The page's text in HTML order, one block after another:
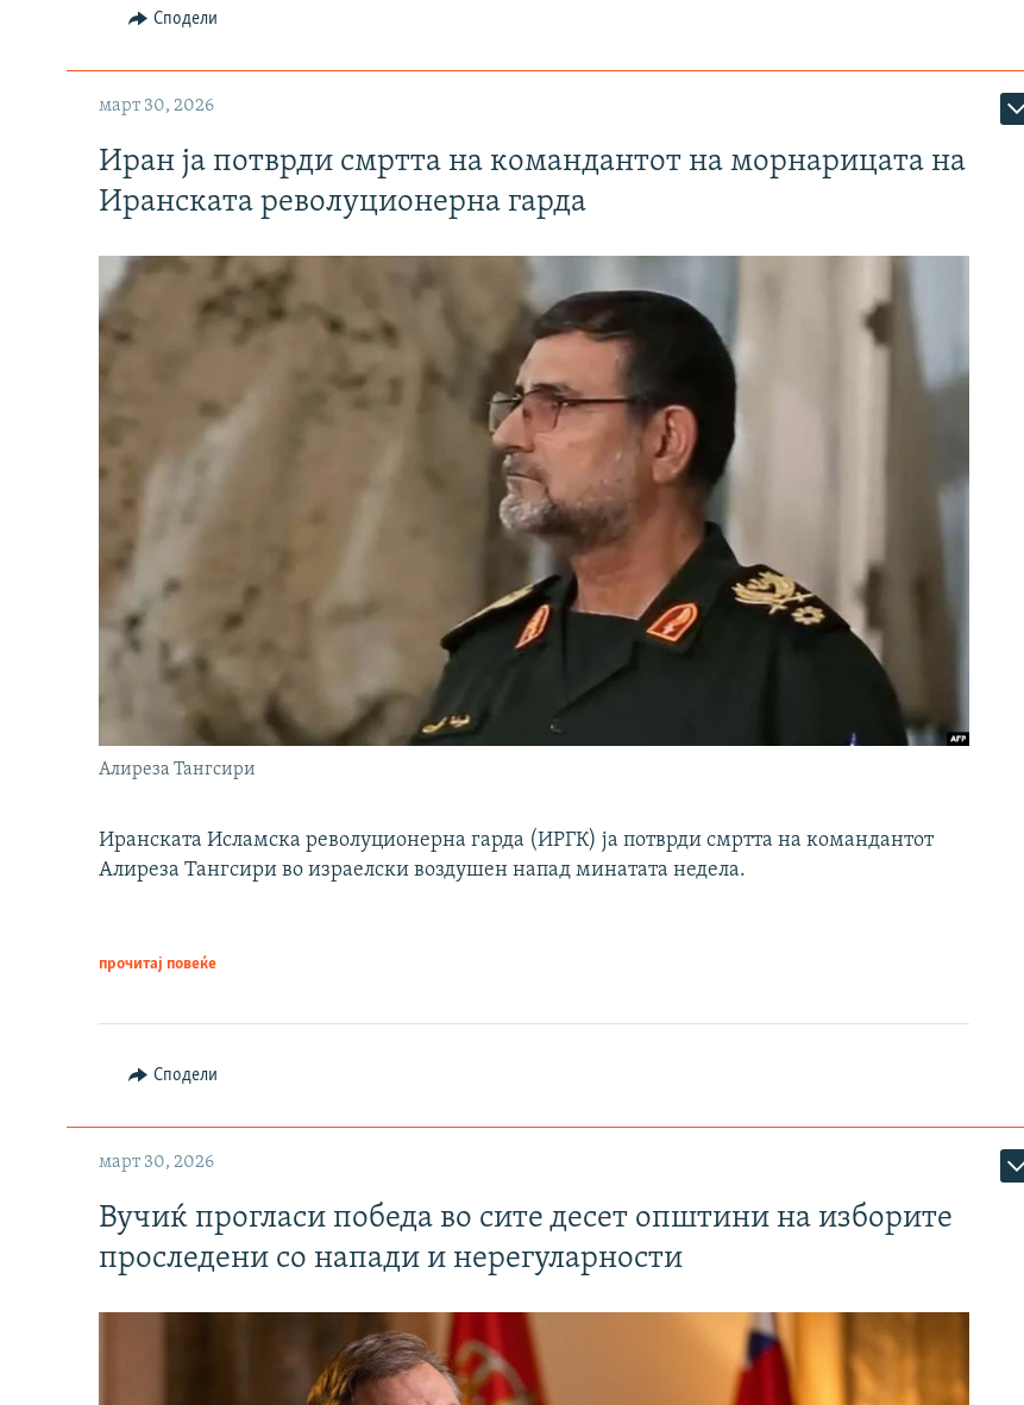
Сподели
март 30, 2026
Иран ја потврди смртта на командантот на морнарицата на
Иранската револуционерна гарда
Алиреза Тангсири
Иранската Исламска револуционерна гарда (ИРГК) ја потврди смртта на командантот
Алиреза Тангсири во израелски воздушен напад минатата недела.
прочитај повеќе
Сподели
март 30, 2026
Вучиќ прогласи победа во сите десет општини на изборите
проследени со напади и нерегуларности